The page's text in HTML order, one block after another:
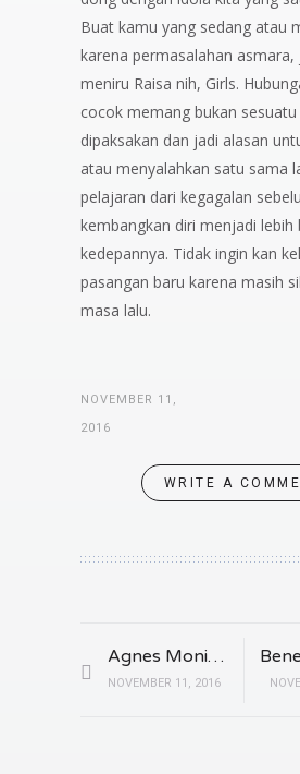
Buat kamu yang sedang atau
karena permasalahan asmara,
meniru Raisa nih, Girls.
cocok memang bukan
dipaksakan dan jadi alasan
atau menyalahkan satu sama
pelajaran dari kegagalan
kembangkan diri menjadi lebih
kedepannya. Tidak ingin kan
pasangan baru karena masih
masa lalu.
NOVEMBER 11,
2016
WRITE A
Agnes Monica Masuk Majalah Fashion International
NOVEMBER 11, 2016